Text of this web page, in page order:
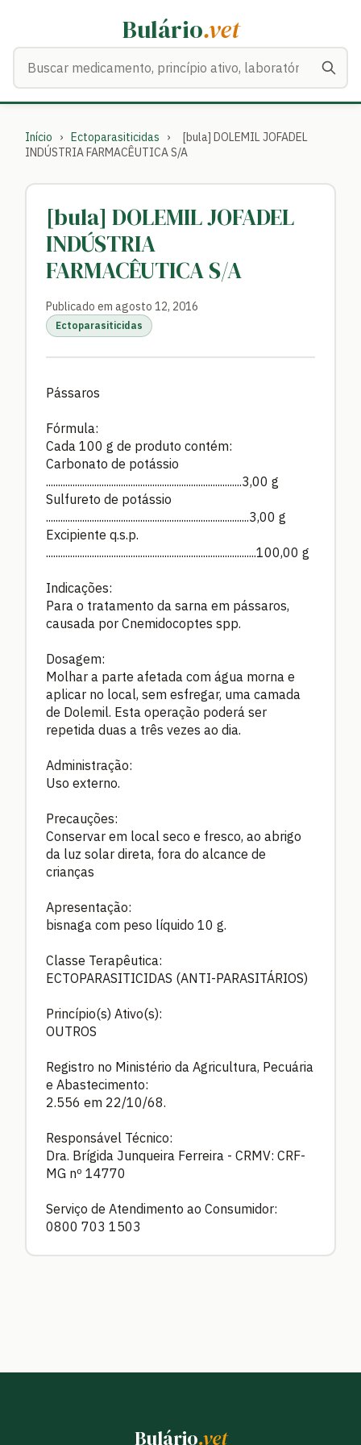
Bulário.vet
Início › Ectoparasiticidas ›
[bula] DOLEMIL JOFADEL
INDÚSTRIA FARMACÊUTICA S/A
[bula] DOLEMIL JOFADEL
INDÚSTRIA
FARMACÊUTICA S/A
Publicado em agosto 12, 2016
Ectoparasiticidas
Pássaros
Fórmula:
Cada 100 g de produto contém:
Carbonato de potássio
.................................................................................3,00 g
Sulfureto de potássio
....................................................................................3,00 g
Excipiente q.s.p.
.......................................................................................100,00 g
Indicações:
Para o tratamento da sarna em pássaros,
causada por Cnemidocoptes spp.
Dosagem:
Molhar a parte afetada com água morna e
aplicar no local, sem esfregar, uma camada
de Dolemil. Esta operação poderá ser
repetida duas a três vezes ao dia.
Administração:
Uso externo.
Precauções:
Conservar em local seco e fresco, ao abrigo
da luz solar direta, fora do alcance de
crianças
Apresentação:
bisnaga com peso líquido 10 g.
Classe Terapêutica:
ECTOPARASITICIDAS (ANTI-PARASITÁRIOS)
Princípio(s) Ativo(s):
OUTROS
Registro no Ministério da Agricultura, Pecuária
e Abastecimento:
2.556 em 22/10/68.
Responsável Técnico:
Dra. Brígida Junqueira Ferreira - CRMV: CRF-
MG nº 14770
Serviço de Atendimento ao Consumidor:
0800 703 1503
Bulário.vet